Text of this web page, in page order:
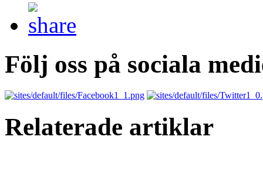
Följ oss på sociala
Relaterade artiklar